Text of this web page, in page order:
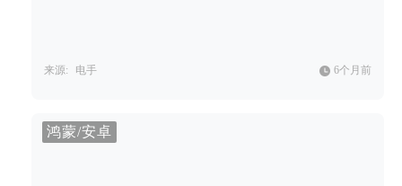
来源: 电手 6个月前
鸿蒙/安卓